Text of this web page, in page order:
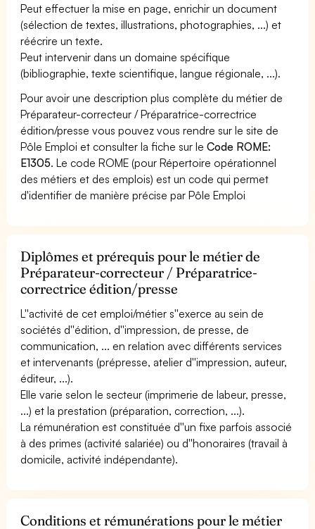
Peut effectuer la mise en page, enrichir un document
(sélection de textes, illustrations, photographies, ...) et
réécrire un texte.
Peut intervenir dans un domaine spécifique
(bibliographie, texte scientifique, langue régionale, ...).
Pour avoir une description plus complète du métier de
Préparateur-correcteur / Préparatrice-correctrice
édition/presse vous pouvez vous rendre sur le site de
Pôle Emploi et consulter la fiche sur leCode ROME:
E1305. Le code ROME (pour Répertoire opérationnel
des métiers et des emplois) est un code qui permet
d'identifier de manière précise par Pôle Emploi
Diplômes et prérequis pour le métier de
Préparateur-correcteur / Préparatrice-
correctrice édition/presse
L''activité de cet emploi/métier s''exerce au sein de
sociétés d''édition, d''impression, de presse, de
communication, ... en relation avec différents services
et intervenants (prépresse, atelier d''impression, auteur,
éditeur, ...).
Elle varie selon le secteur (imprimerie de labeur, presse,
...) et la prestation (préparation, correction, ...).
La rémunération est constituée d''un fixe parfois associé
à des primes (activité salariée) ou d''honoraires (travail à
domicile, activité indépendante).
Conditions et rémunérations pour le métier